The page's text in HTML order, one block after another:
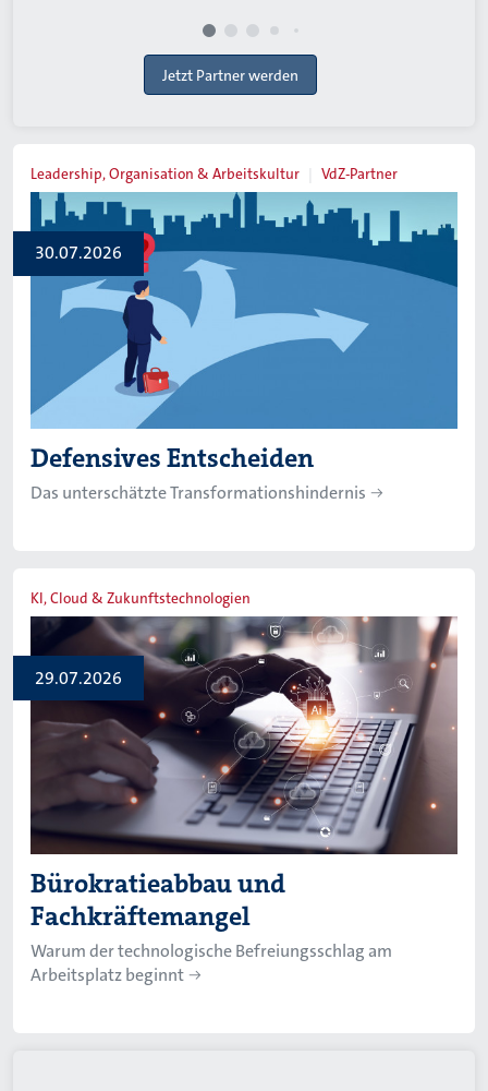
Jetzt Partner werden
30.07.2026
Leadership, Organisation & Arbeitskultur VdZ-Partner
Defensives Entscheiden
Das unterschätzte Transformationshindernis
29.07.2026
KI, Cloud & Zukunftstechnologien
Bürokratieabbau und
Fachkräftemangel
Warum der technologische Befreiungsschlag am
Arbeitsplatz beginnt